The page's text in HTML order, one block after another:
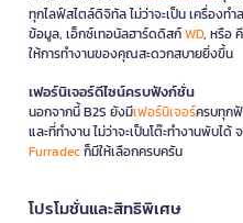
ทุกไลฟ์สไตล์ดิจิทัล ไม่ว่าจะเป็น เครื่องทำ
ข้อมูล, เอ็กซ์เทอนัลฮาร์ดดิสก์WD, หรือ
ให้การทำงานของคุณสะดวกสบายยิ่งขึ้น
เฟอร์นิเจอร์ดีไซน์ครบฟังก์ชั่น
นอกจากนี้ B2S ยังมีเฟอร์นิเจอร์ครบทุก
และที่ทำงาน ไม่ว่าจะเป็นโต๊ะทำงานพับได้
Furradecก็มีให้เลือกครบครัน
โปรโมชั่นและสิทธิพิเศษ